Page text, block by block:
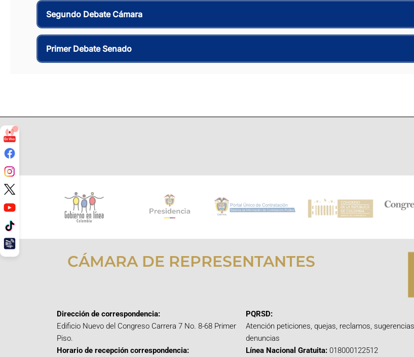
Segundo Debate Cámara
Primer Debate Senado
CÁMARA DE REPRESENTANTES
Dirección de correspondencia:
Edificio Nuevo del Congreso Carrera 7 No. 8-68 Primer
Piso.
Horario de recepción correspondencia:
PQRSD:
Atención peticiones, quejas, reclamos,
denuncias
Línea Nacional Gratuita: 018000122512